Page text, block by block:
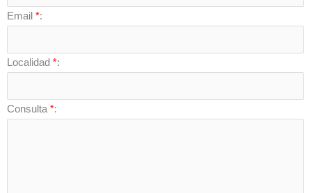
Email *:
Localidad *:
Consulta *: